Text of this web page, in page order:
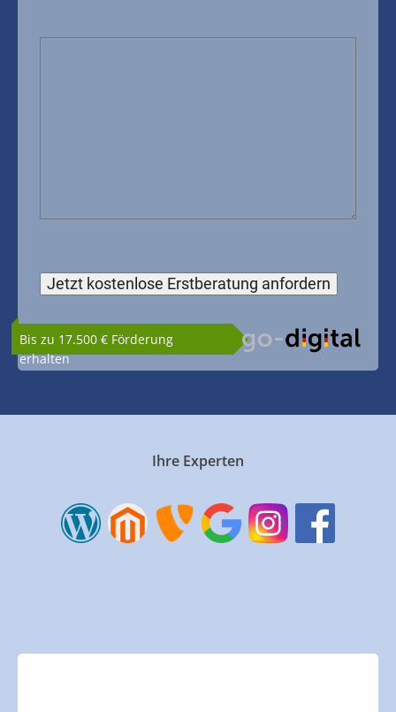
Bis zu 17.500 € Förderung
erhalten
Ihre Experten